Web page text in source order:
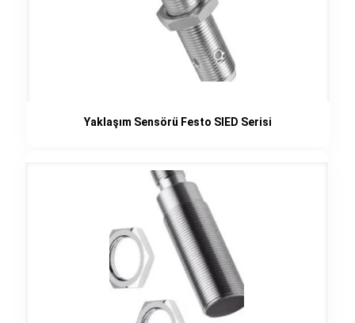
Yaklaşım Sensörü Festo SIED Serisi